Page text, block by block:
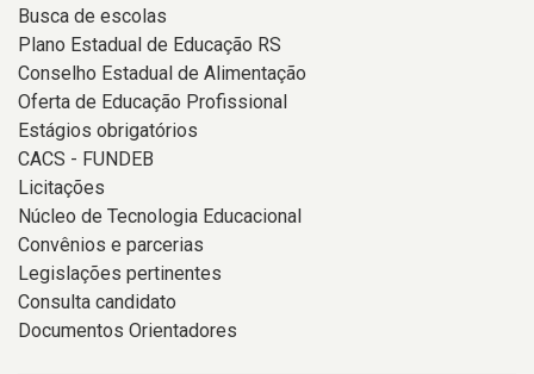
Busca de escolas
Plano Estadual de Educação RS
Conselho Estadual de Alimentação
Oferta de Educação Profissional
Estágios obrigatórios
CACS - FUNDEB
Licitações
Núcleo de Tecnologia Educacional
Convênios e parcerias
Legislações pertinentes
Consulta candidato
Documentos Orientadores